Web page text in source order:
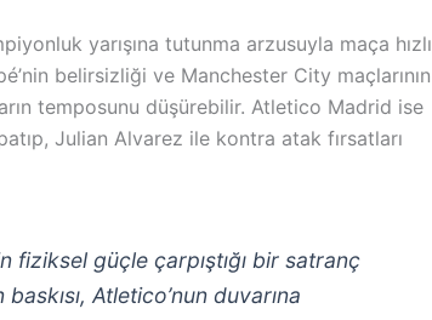
yarışına tutunma arzusuyla maça hızlı
belirsizliği ve Manchester City maçlarının
temposunu düşürebilir. Atletico Madrid ise
Julian Alvarez ile kontra atak fırsatları
fiziksel güçle çarpıştığı bir satranç
Atletico’nun duvarına